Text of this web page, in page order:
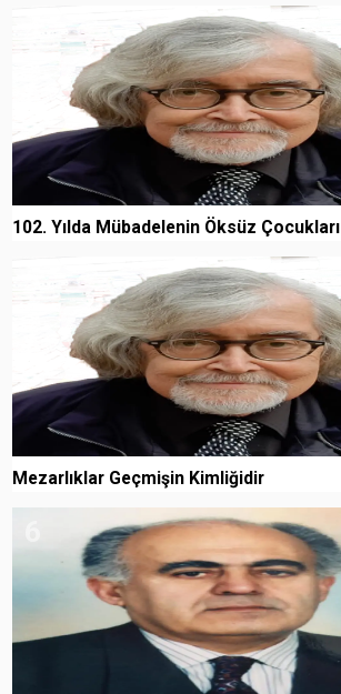
102. Yılda Mübadelenin Öksüz Çocukları
Mezarlıklar Geçmişin Kimliğidir